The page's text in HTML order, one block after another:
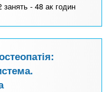
занять - 48 ак годин